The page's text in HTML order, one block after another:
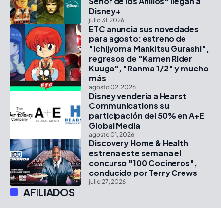
Disney+
julio 31, 2026
ETC anuncia sus novedades
para agosto: estreno de
"Ichijyoma Mankitsu Gurashi",
regresos de "Kamen Rider
Kuuga", "Ranma 1/2" y mucho
más
agosto 02, 2026
Disney vendería a Hearst
Communications su
participación del 50% en A+E
Global Media
agosto 01, 2026
Discovery Home & Health
estrena este semana el
concurso "100 Cocineros",
conducido por Terry Crews
julio 27, 2026
AFILIADOS